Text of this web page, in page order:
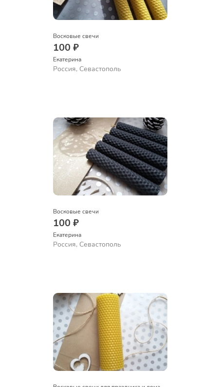
Восковые свечи
100 ₽
Екатерина
Россия, Севастополь
Восковые свечи
100 ₽
Екатерина
Россия, Севастополь